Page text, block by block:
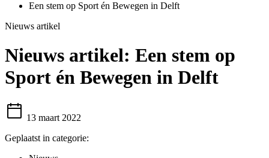
Een stem op Sport én Bewegen in Delft
Nieuws artikel
Nieuws artikel: Een stem op
Sport én Bewegen in Delft
13 maart 2022
Geplaatst in categorie: